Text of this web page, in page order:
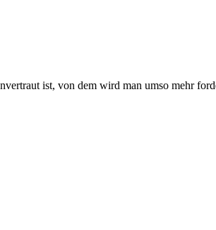
ist, von dem wird man umso mehr